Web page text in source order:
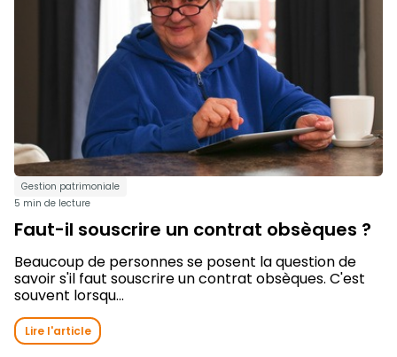
Gestion patrimoniale
5 min de lecture
Faut-il souscrire un contrat obsèques ?
Beaucoup de personnes se posent la question de
savoir s'il faut souscrire un contrat obsèques. C'est
souvent lorsqu...
Lire l'article